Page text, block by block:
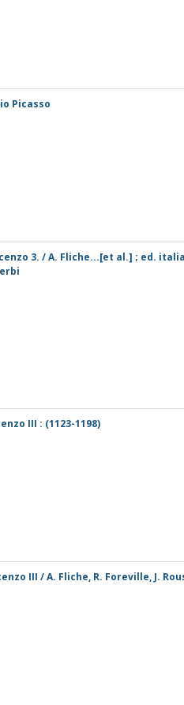
Picasso
3. / A. Fliche...[et al.] ; ed.
III : (1123-1198)
III / A. Fliche, R. Foreville, J.